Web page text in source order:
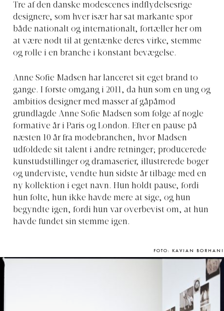
Tre af den danske modescenes indflydelsesrige
designere, som hver især har sat markante spor
både nationalt og internationalt, fortæller her om
at være nødt til at gentænke deres virke, stemme
og rolle i en branche i konstant bevægelse.
Anne Sofie Madsen har lanceret sit eget brand to
gange. I første omgang i 2011, da hun som en ung og
ambitiøs designer med masser af gåpåmod
grundlagde Anne Sofie Madsen som følge af nogle
formative år i Paris og London. Efter en pause på
næsten 10 år fra modebranchen, hvor Madsen
udfoldede sit talent i andre retninger; producerede
kunstudstillinger og dramaserier, illustrerede bøger
og underviste, vendte hun sidste år tilbage med en
ny kollektion i eget navn. Hun holdt pause, fordi
hun følte, hun ikke havde mere at sige, og hun
begyndte igen, fordi hun var overbevist om, at hun
havde fundet sin stemme igen.
FOTO: KAVIAN BORHANI